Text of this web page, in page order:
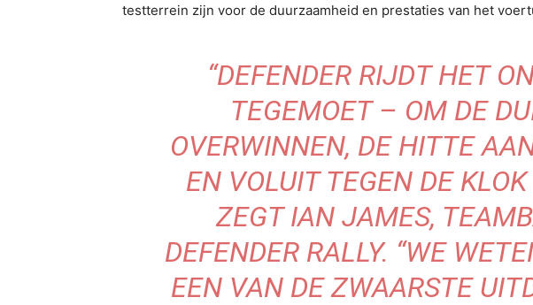
testterrein zijn voor de duurzaamheid en prestaties van het
“DEFENDER RIJDT HET
TEGEMOET – OM DE
OVERWINNEN, DE HITTE
EN VOLUIT TEGEN DE KLOK
ZEGT IAN JAMES,
DEFENDER RALLY. “WE
EEN VAN DE ZWAARSTE